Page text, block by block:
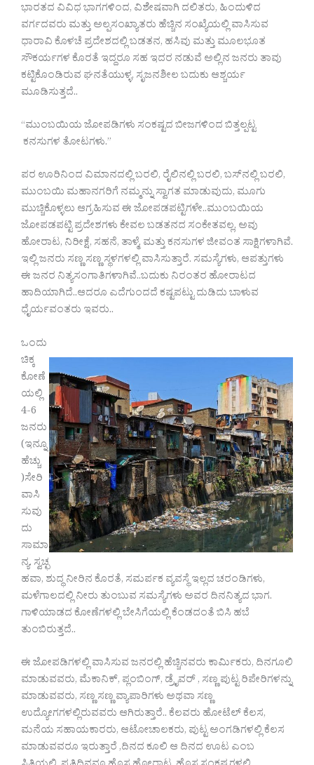
ಭಾರತದ ವಿವಿಧ ಭಾಗಗಳಿಂದ, ವಿಶೇಷವಾಗಿ ದಲಿತರು, ಹಿಂದುಳಿದ
ವರ್ಗದವರು ಮತ್ತು ಅಲ್ಪಸಂಖ್ಯಾತರು ಹೆಚ್ಚಿನ ಸಂಖ್ಯೆಯಲ್ಲಿ ವಾಸಿಸುವ
ಧಾರಾವಿ ಕೊಳಚೆ ಪ್ರದೇಶದಲ್ಲಿ ಬಡತನ, ಹಸಿವು ಮತ್ತು ಮೂಲಭೂತ
ಸೌಕರ್ಯಗಳ ಕೊರತೆ ಇದ್ದರೂ ಸಹ ಇದರ ನಡುವೆ ಅಲ್ಲಿನ ಜನರು ತಾವು
ಕಟ್ಟಿಕೊಂಡಿರುವ ಘನತೆಯುಳ್ಳ, ಸೃಜನಶೀಲ ಬದುಕು ಆಶ್ಚರ್ಯ
ಮೂಡಿಸುತ್ತದೆ..
“ಮುಂಬಯಿಯ ಜೋಪಡಿಗಳು ಸಂಕಷ್ಟದ ಬೀಜಗಳಿಂದ ಬಿತ್ತಲ್ಪಟ್ಟ
ಕನಸುಗಳ ತೋಟಗಳು.”
ಪರ ಊರಿನಿಂದ ವಿಮಾನದಲ್ಲಿ ಬರಲಿ, ರೈಲಿನಲ್ಲಿ ಬರಲಿ, ಬಸ್‌ನಲ್ಲಿ ಬರಲಿ,
ಮುಂಬಯಿ ಮಹಾನಗರಿಗೆ ನಮ್ಮನ್ನು ಸ್ವಾಗತ ಮಾಡುವುದು, ಮೂಗು
ಮುಚ್ಚಿಕೊಳ್ಳಲು ಆಗ್ರಹಿಸುವ ಈ ಜೋಪಡಪಟ್ಟಿಗಳೇ.‌.ಮುಂಬಯಿಯ
ಜೋಪಡಪಟ್ಟಿ ಪ್ರದೇಶಗಳು ಕೇವಲ ಬಡತನದ ಸಂಕೇತವಲ್ಲ, ಅವು
ಹೋರಾಟ, ನಿರೀಕ್ಷೆ, ಸಹನೆ, ತಾಳ್ಮೆ, ಮತ್ತು ಕನಸುಗಳ ಜೀವಂತ ಸಾಕ್ಷಿಗಳಾಗಿವೆ.
ಇಲ್ಲಿ ಜನರು ಸಣ್ಣ ಸಣ್ಣ ಸ್ಥಳಗಳಲ್ಲಿ ವಾಸಿಸುತ್ತಾರೆ. ಸಮಸ್ಯೆಗಳು, ಆಪತ್ತುಗಳು
ಈ ಜನರ ನಿತ್ಯಸಂಗಾತಿಗಳಾಗಿವೆ..ಬದುಕು ನಿರಂತರ ಹೋರಾಟದ
ಹಾದಿಯಾಗಿದೆ..ಆದರೂ ಎದೆಗುಂದದೆ ಕಷ್ಟಪಟ್ಟು ದುಡಿದು ಬಾಳುವ‌
ಧೈರ್ಯವಂತರು ಇವರು..
ಒಂದು
ಚಿಕ್ಕ
ಕೋಣೆ
ಯಲ್ಲಿ
4-6
ಜನರು
(ಇನ್ನೂ
ಹೆಚ್ಚು
)ಸೇರಿ
ವಾಸಿ
ಸುವು
ದು
ಸಾಮಾ
ನ್ಯ. ಸ್ವಚ್ಛ
ಹವಾ, ಶುದ್ಧ ನೀರಿನ ಕೊರತೆ, ಸಮರ್ಪಕ ವ್ಯವಸ್ಥೆ ಇಲ್ಲದ ಚರಂಡಿಗಳು,
ಮಳೆಗಾಲದಲ್ಲಿ ನೀರು ತುಂಬುವ ಸಮಸ್ಯೆಗಳು ಅವರ ದಿನನಿತ್ಯದ ಭಾಗ.
ಗಾಳಿಯಾಡದ ಕೋಣೆಗಳಲ್ಲಿ ಬೇಸಿಗೆಯಲ್ಲಿ ಕೆಂಡದಂತೆ ಬಿಸಿ ಹಬೆ
ತುಂಬಿರುತ್ತದೆ..
ಈ ಜೋಪಡಿಗಳಲ್ಲಿ ವಾಸಿಸುವ ಜನರಲ್ಲಿ ಹೆಚ್ಚಿನವರು ಕಾರ್ಮಿಕರು, ದಿನಗೂಲಿ
ಮಾಡುವವರು, ಮೆಕಾನಿಕ್, ಪ್ಲಂಬಿಂಗ್, ಡ್ರೈವರ್ , ಸಣ್ಣ ಪುಟ್ಟ ರಿಪೇರಿಗಳನ್ನು
ಮಾಡುವವರು, ಸಣ್ಣ ಸಣ್ಣ ವ್ಯಾಪಾರಿಗಳು ಅಥವಾ ಸಣ್ಣ
ಉದ್ಯೋಗಗಳಲ್ಲಿರುವವರು ಆಗಿರುತ್ತಾರೆ.. ಕೆಲವರು ಹೋಟೆಲ್ ಕೆಲಸ,
ಮನೆಯ ಸಹಾಯಕಾರರು, ಆಟೋಚಾಲಕರು, ಪುಟ್ಟ ಅಂಗಡಿಗಳಲ್ಲಿ ಕೆಲಸ
ಮಾಡುವವರೂ ಇರುತ್ತಾರೆ ,ದಿನದ ಕೂಲಿ ಆ ದಿನದ ಊಟ ಎಂಬ